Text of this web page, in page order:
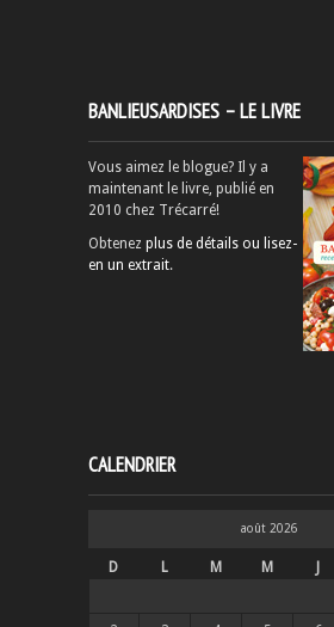
BANLIEUSARDISES – LE LIVRE
Vous aimez le blogue? Il y a
maintenant le livre, publié en
2010 chez Trécarré!
Obtenez plus de détails ou lisez-
en un extrait.
CALENDRIER
août 2026
D L M M J